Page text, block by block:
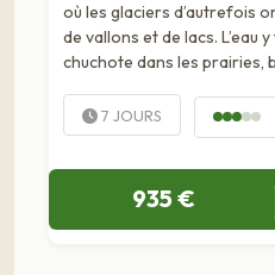
où les glaciers d’autrefois
de vallons et de lacs. L’eau
chuchote dans les prairies,
7 JOURS
935 €